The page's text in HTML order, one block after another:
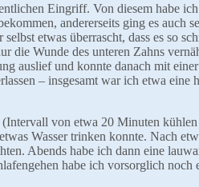
Eingriff. Von diesem habe
andererseits ging es auch
etwas überrascht, dass es so
die Wunde des unteren Zahns
auslief und konnte danach mit
– insgesamt war ich etwa eine
von etwa 20 Minuten
Wasser trinken konnte. Nach
Abends habe ich dann eine
habe ich vorsorglich noch